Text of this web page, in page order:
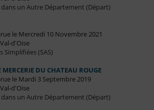
dans un Autre Département (Départ)
le Mercredi 10 Novembre 2021
d'Oise
Simplifiées (SAS)
DU CHATEAU ROUGE
le Mardi 3 Septembre 2019
d'Oise
dans un Autre Département (Départ)